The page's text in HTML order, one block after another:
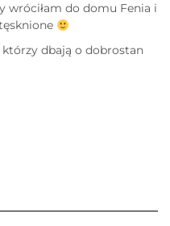
wróciłam do domu Fenia i
dbają o dobrostan